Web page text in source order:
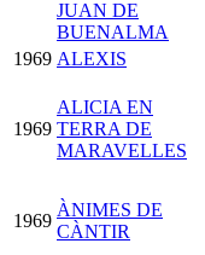
JUAN DE
BUENALMA
1969 ALEXIS
1969
ALICIA EN
TERRA DE
MARAVELLES
1969
ÀNIMES DE
CÀNTIR